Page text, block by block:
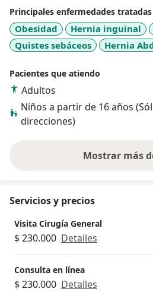
tecnología y productos
Quirófanos de Torre Médica 2 El
Américas sede Sur, Clínica CES
Medellín, Colombia.
Principales enfermedades tratadas
Obesidad Hernia inguinal
Quistes sebáceos
Hernia
Pacientes que atiendo
Adultos
Niños a partir de 16 años
direcciones)
Mostrar más
Servicios y precios
Visita Cirugía General
$ 230.000 Detalles
Consulta en línea
$ 230.000 Detalles